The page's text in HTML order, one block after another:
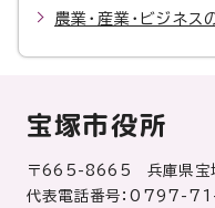
農業・産業・ビジネス
宝塚市役所
〒665-8665 兵庫県宝
代表電話番号：0797-